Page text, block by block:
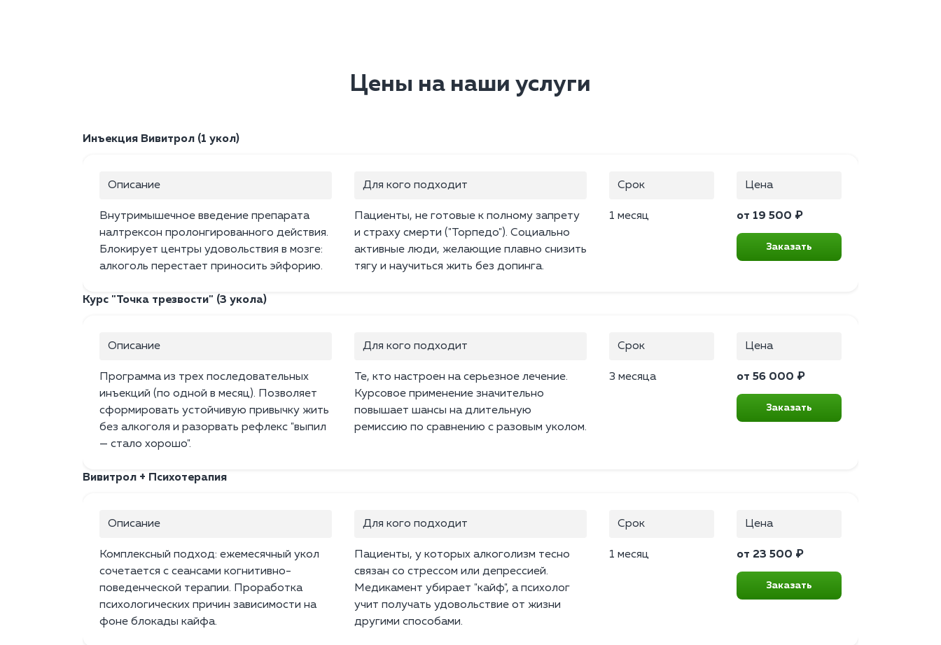
Цены на наши услуги
Инъекция Вивитрол (1 укол)
Описание
Внутримышечное введение препарата
налтрексон пролонгированного действия.
Блокирует центры удовольствия в мозге:
алкоголь перестает приносить эйфорию.
Для кого подходит
Пациенты, не готовые к полному запрету
и страху смерти ("Торпедо"). Социально
активные люди, желающие плавно снизить
тягу и научиться жить без допинга.
Срок
1 месяц
Цена
от 19 500 ₽
Заказать
Курс "Точка трезвости" (3 укола)
Описание
Программа из трех последовательных
инъекций (по одной в месяц). Позволяет
сформировать устойчивую привычку жить
без алкоголя и разорвать рефлекс "выпил
— стало хорошо".
Для кого подходит
Те, кто настроен на серьезное лечение.
Курсовое применение значительно
повышает шансы на длительную
ремиссию по сравнению с разовым уколом.
Срок
3 месяца
Цена
от 56 000 ₽
Заказать
Вивитрол + Психотерапия
Описание
Комплексный подход: ежемесячный укол
сочетается с сеансами когнитивно-
поведенческой терапии. Проработка
психологических причин зависимости на
фоне блокады кайфа.
Для кого подходит
Пациенты, у которых алкоголизм тесно
связан со стрессом или депрессией.
Медикамент убирает "кайф", а психолог
учит получать удовольствие от жизни
другими способами.
Срок
1 месяц
Цена
от 23 500 ₽
Заказать